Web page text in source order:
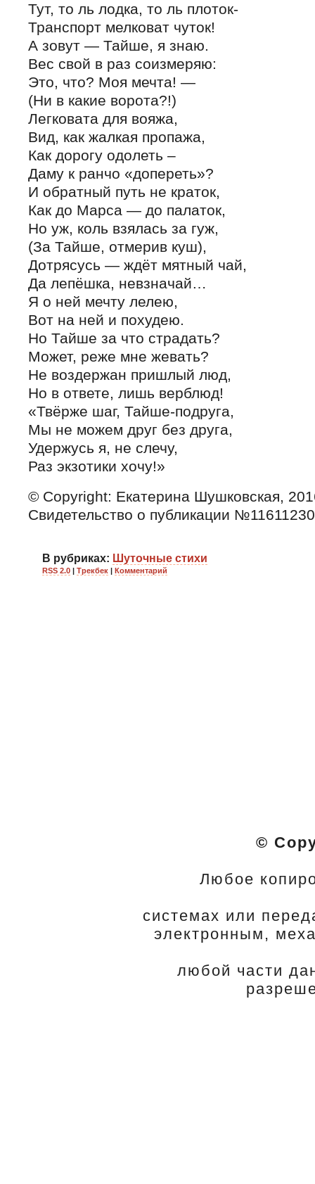
Тут, то ль лодка, то ль плоток-
Транспорт мелковат чуток!
А зовут — Тайше, я знаю.
Вес свой в раз соизмеряю:
Это, что? Моя мечта! —
(Ни в какие ворота?!)
Легковата для вояжа,
Вид, как жалкая пропажа,
Как дорогу одолеть –
Даму к ранчо «допереть»?
И обратный путь не краток,
Как до Марса — до палаток,
Но уж, коль взялась за гуж,
(За Тайше, отмерив куш),
Дотрясусь — ждёт мятный чай,
Да лепёшка, невзначай…
Я о ней мечту лелею,
Вот на ней и похудею.
Но Тайше за что страдать?
Может, реже мне жевать?
Не воздержан пришлый люд,
Но в ответе, лишь верблюд!
«Твёрже шаг, Тайше-подруга,
Мы не можем друг без друга,
Удержусь я, не слечу,
Раз экзотики хочу!»
© Copyright: Екатерина Шушковская,
Свидетельство о публикации
В рубриках: Шуточные стихи
RSS 2.0 | Трекбек | Комментарий
©
Любое
системах или
электронным,
любой части